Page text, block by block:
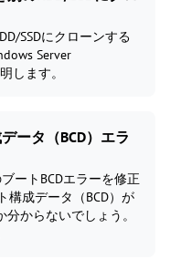
SSDにクローンする
Server
します。
ータ（BCD）エラ
ートBCDエラーを修正
構成データ（BCD）が
からないでしょう。